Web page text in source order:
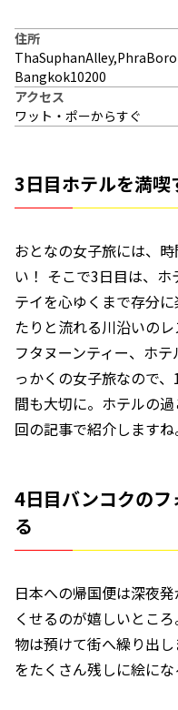
住所
Bangkok10200
アクセス
ワット・ポーからすぐ
3日目ホテルを満喫
おとなの女子旅には、
い！ そこで3日目は、
テイを心ゆくまで存分
たりと流れる川沿いの
フタヌーンティー、ホ
っかくの女子旅なので
間も大切に。ホテルの
回の記事で紹介しますね
4日目バンコクの
る
日本への帰国便は深夜
くせるのが嬉しいとこ
物は預けて街へ繰り出
をたくさん残しに絵にな